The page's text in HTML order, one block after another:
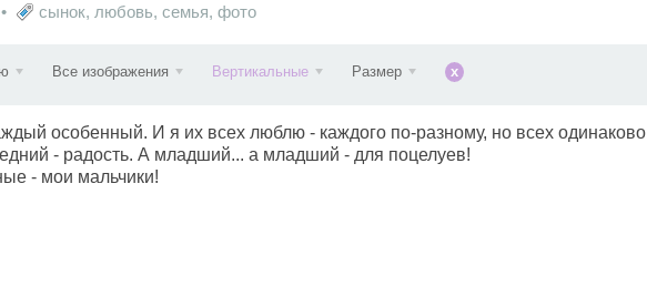
сынок, любовь, семья, фото
Все изображения Вертикальные Размер x
особенный. И я их всех люблю - каждого по-разному, но всех одинаково
- радость. А младший... а младший - для поцелуев!
- мои мальчики!